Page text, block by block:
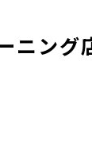
ニング